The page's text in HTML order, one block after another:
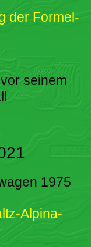
der Formel-
seinem
1975
Alpina-